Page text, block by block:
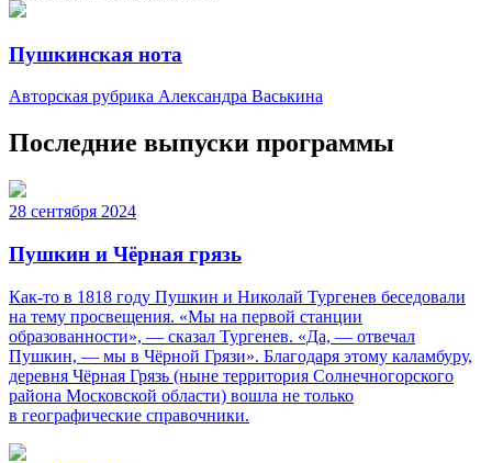
Пушкинская нота
Авторская рубрика Александра Васькина
Последние выпуски программы
28 сентября 2024
Пушкин и Чёрная грязь
Как-то в 1818 году Пушкин и Николай Тургенев беседовали
на тему просвещения. «Мы на первой станции
образованности», — сказал Тургенев. «Да, — отвечал
Пушкин, — мы в Чёрной Грязи». Благодаря этому каламбуру,
деревня Чёрная Грязь (ныне территория Солнечногорского
района Московской области) вошла не только
в географические справочники.